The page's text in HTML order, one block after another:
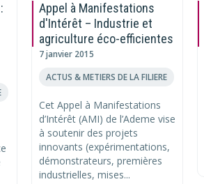
Appel à Manifestations
d'Intérêt – Industrie et
agriculture éco-efficientes
7 janvier 2015
ACTUS & METIERS DE LA FILIERE
Cet Appel à Manifestations
d’Intérêt (AMI) de l’Ademe vise
à soutenir des projets
innovants (expérimentations,
démonstrateurs, premières
industrielles, mises...